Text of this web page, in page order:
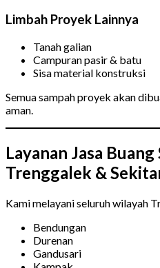
Limbah Proyek Lainnya
Tanah galian
Campuran pasir & batu
Sisa material konstruksi
Semua sampah proyek akan
aman.
Layanan Jasa
Trenggalek &
Kami melayani seluruh wilayah
Bendungan
Durenan
Gandusari